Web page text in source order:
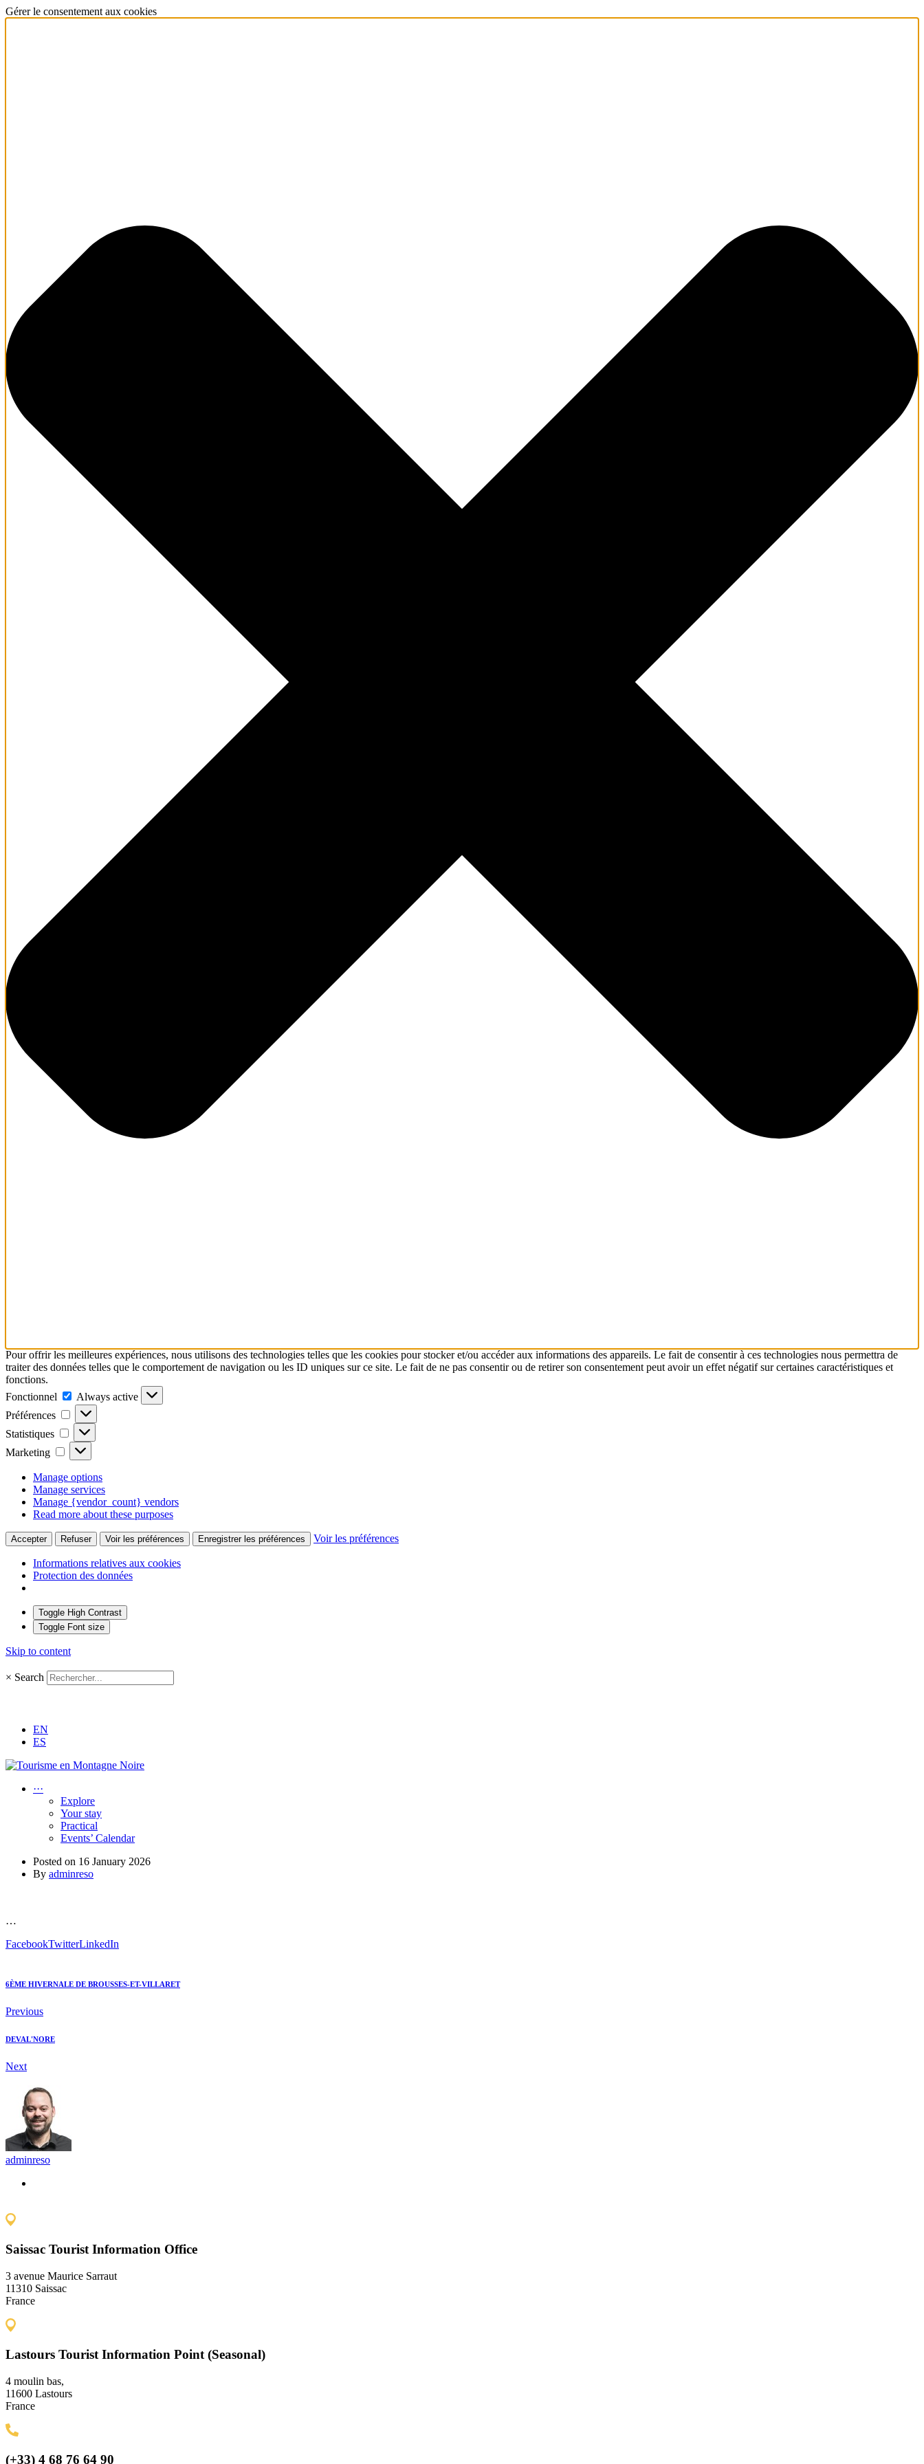
Gérer le consentement aux cookies
Pour offrir les meilleures expériences, nous utilisons des technologies telles que les cookies pour stocker et/ou accéder aux informations des appareils. Le fait de consentir à ces technologies nous permettra de
traiter des données telles que le comportement de navigation ou les ID uniques sur ce site. Le fait de ne pas consentir ou de retirer son consentement peut avoir un effet négatif sur certaines caractéristiques et
fonctions.
Fonctionnel
Fonctionnel
Always active
Préférences
Préférences
Statistiques Statistiques
Marketing Marketing
Manage options
Manage services
Manage {vendor_count} vendors
Read more about these purposes
Accepter Refuser Voir les préférences Enregistrer les préférences Voir les préférences
Informations relatives aux cookies
Protection des données
Toggle High Contrast
Toggle Font size
Skip to content
× Search
EN
ES
···
Explore
Your stay
Practical
Events’ Calendar
Posted on 16 January 2026
By adminreso
…
FacebookTwitterLinkedIn
6ÈME HIVERNALE DE BROUSSES-ET-VILLARET
Previous
DEVAL'NORE
Next
adminreso
Saissac Tourist Information Office
3 avenue Maurice Sarraut
11310 Saissac
France
Lastours Tourist Information Point (Seasonal)
4 moulin bas,
11600 Lastours
France
(+33) 4 68 76 64 90